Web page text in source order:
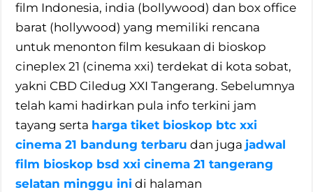
film Indonesia, india (bollywood) dan box office
barat (hollywood) yang memiliki rencana
untuk menonton film kesukaan di bioskop
cineplex 21 (cinema xxi) terdekat di kota sobat,
yakni CBD Ciledug XXI Tangerang. Sebelumnya
telah kami hadirkan pula info terkini jam
tayang serta harga tiket bioskop btc xxi
cinema 21 bandung terbaru dan juga jadwal
film bioskop bsd xxi cinema 21 tangerang
selatan minggu ini di halaman